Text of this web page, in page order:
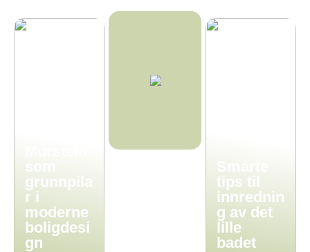
grunnpila
r i
moderne
boligdesi
gn
Smarte
tips til
innrednin
g av det
lille
badet